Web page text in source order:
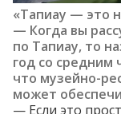
«Тапиау — это
— Когда вы
по Тапиау, то
год со средним
что музейно-
может
— Если это